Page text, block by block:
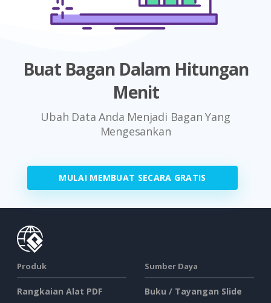
Buat Bagan Dalam Hitungan
Menit
Ubah Data Anda Menjadi Bagan Yang
Mengesankan
MULAI MEMBUAT SECARA GRATIS
Produk
Rangkaian Alat PDF
Sumber Daya
Buku / Tayangan Slide